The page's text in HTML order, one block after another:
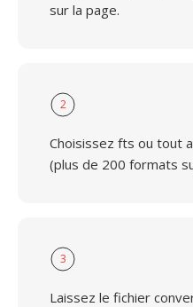
sur la page.
2
Choisissez fts ou tout
(plus de 200 formats
3
Laissez le fichier